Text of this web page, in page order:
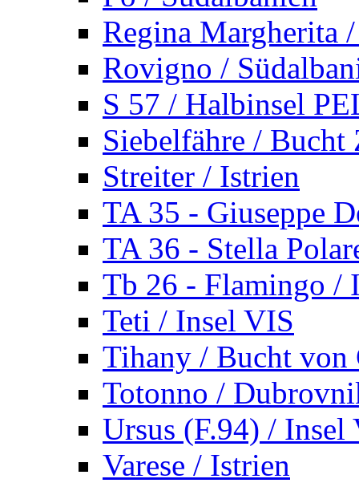
Regina Margherita
Rovigno /
S 57 / Halbinsel
Siebelfähre / Bucht
Streiter / Istrien
TA 35 - Giuseppe
TA 36 - Stella
Tb 26 - Flamingo /
Teti / Insel VIS
Tihany / Bucht von
Totonno /
Ursus (F.94) / Insel
Varese / Istrien